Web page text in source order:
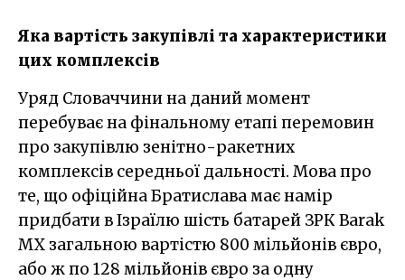
Яка вартість закупівлі та характеристики
цих комплексів
Уряд Словаччини на даний момент
перебуває на фінальному етапі перемовин
про закупівлю зенітно-ракетних
комплексів середньої дальності. Мова про
те, що офіційна Братислава має намір
придбати в Ізраїлю шість батарей ЗРК Barak
MX загальною вартістю 800 мільйонів євро,
або ж по 128 мільйонів євро за одну